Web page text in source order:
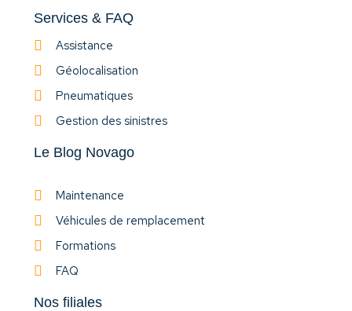
Services & FAQ
Assistance
Géolocalisation
Pneumatiques
Gestion des sinistres
Le Blog Novago
Maintenance
Véhicules de remplacement
Formations
FAQ
Nos filiales